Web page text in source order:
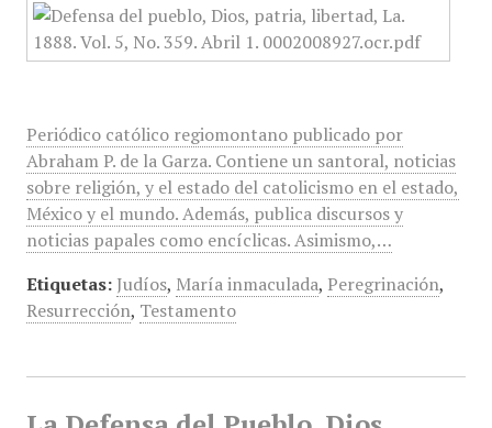
Periódico católico regiomontano publicado por
Abraham P. de la Garza. Contiene un santoral, noticias
sobre religión, y el estado del catolicismo en el estado,
México y el mundo. Además, publica discursos y
noticias papales como encíclicas. Asimismo,…
Etiquetas: Judíos, María inmaculada, Peregrinación,
Resurrección, Testamento